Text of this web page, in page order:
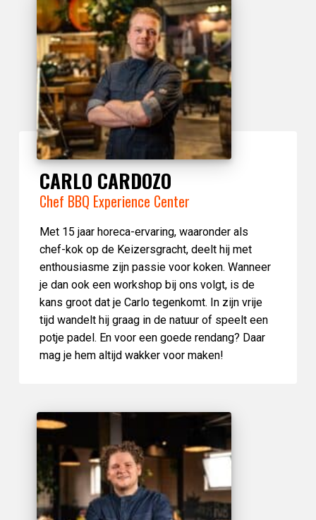
CARLO CARDOZO
Chef BBQ Experience Center
Met 15 jaar horeca-ervaring, waaronder als
chef-kok op de Keizersgracht, deelt hij met
enthousiasme zijn passie voor koken. Wanneer
je dan ook een workshop bij ons volgt, is de
kans groot dat je Carlo tegenkomt. In zijn vrije
tijd wandelt hij graag in de natuur of speelt een
potje padel. En voor een goede rendang? Daar
mag je hem altijd wakker voor maken!